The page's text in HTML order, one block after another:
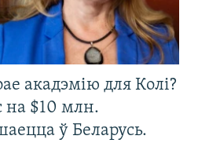
акадэмію для Колі?
на $10 млн.
ў Беларусь.